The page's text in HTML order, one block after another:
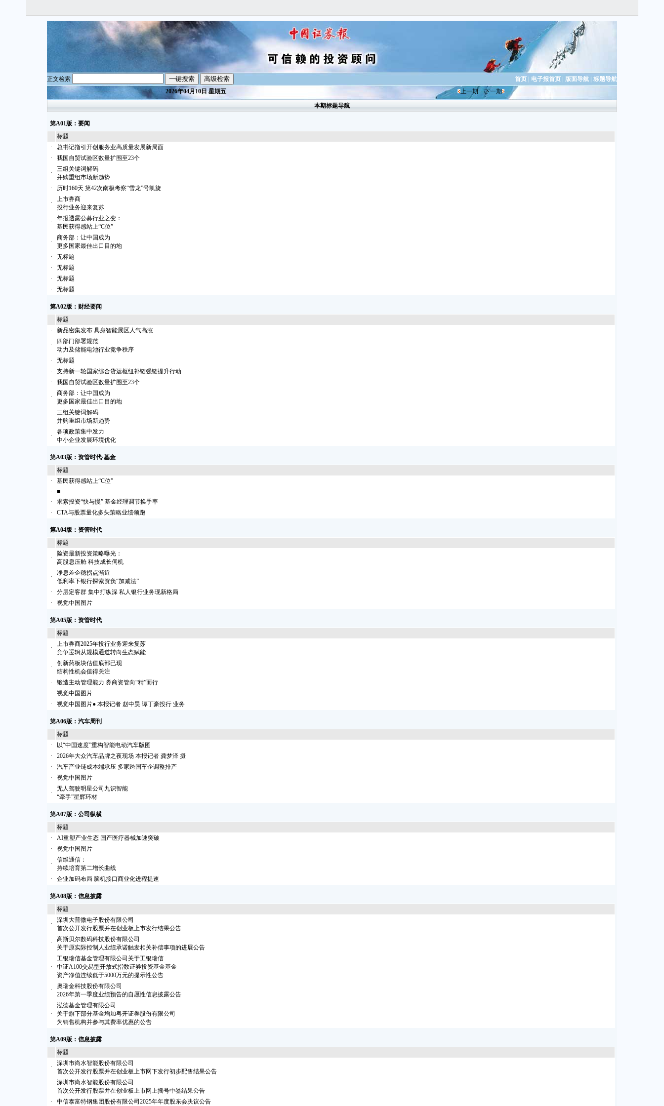
正文检索 首页 电子报首页 版面导航
标题导航
2026年04月10日 星期五
上一期 下一期
本期标题导航
第A01版：要闻
标题
·
总书记指引开创服务业高质量发展新局面
·
我国自贸试验区数量扩围至23个
·
三组关键词解码
并购重组市场新趋势
·
历时160天 第42次南极考察“雪龙”号凯旋
·
上市券商
投行业务迎来复苏
·
年报透露公募行业之变：
基民获得感站上“C位”
·
商务部：让中国成为
更多国家最佳出口目的地
·
无标题
·
无标题
·
无标题
·
无标题
第A02版：财经要闻
标题
·
新品密集发布 具身智能展区人气高涨
·
四部门部署规范
动力及储能电池行业竞争秩序
·
无标题
·
支持新一轮国家综合货运枢纽补链强链提升行动
·
我国自贸试验区数量扩围至23个
·
商务部：让中国成为
更多国家最佳出口目的地
·
三组关键词解码
并购重组市场新趋势
·
各项政策集中发力
中小企业发展环境优化
第A03版：资管时代·基金
标题
·
基民获得感站上“C位”
·
■
·
求索投资“快与慢” 基金经理调节换手率
·
CTA与股票量化多头策略业绩领跑
第A04版：资管时代
标题
·
险资最新投资策略曝光：
高股息压舱 科技成长伺机
·
净息差企稳拐点渐近
低利率下银行探索资负“加减法”
·
分层定客群 集中打纵深 私人银行业务现新格局
·
视觉中国图片
第A05版：资管时代
标题
·
上市券商2025年投行业务迎来复苏
竞争逻辑从规模通道转向生态赋能
·
创新药板块估值底部已现
结构性机会值得关注
·
锻造主动管理能力 券商资管向“精”而行
·
视觉中国图片
·
视觉中国图片● 本报记者 赵中昊 谭丁豪投行 业务
第A06版：汽车周刊
标题
·
以“中国速度”重构智能电动汽车版图
·
2026年大众汽车品牌之夜现场 本报记者 龚梦泽 摄
·
汽车产业链成本端承压 多家跨国车企调整排产
·
视觉中国图片
·
无人驾驶明星公司九识智能
“牵手”星辉环材
第A07版：公司纵横
标题
·
AI重塑产业生态 国产医疗器械加速突破
·
视觉中国图片
·
信维通信：
持续培育第二增长曲线
·
企业加码布局 脑机接口商业化进程提速
第A08版：信息披露
标题
·
深圳大普微电子股份有限公司
首次公开发行股票并在创业板上市发行结果公告
·
高斯贝尔数码科技股份有限公司
关于原实际控制人业绩承诺触发相关补偿事项的进展公告
·
工银瑞信基金管理有限公司关于工银瑞信
中证A100交易型开放式指数证券投资基金基金
资产净值连续低于5000万元的提示性公告
·
奥瑞金科技股份有限公司
2026年第一季度业绩预告的自愿性信息披露公告
·
泓德基金管理有限公司
关于旗下部分基金增加粤开证券股份有限公司
为销售机构并参与其费率优惠的公告
第A09版：信息披露
标题
·
深圳市尚水智能股份有限公司
首次公开发行股票并在创业板上市网下发行初步配售结果公告
·
深圳市尚水智能股份有限公司
首次公开发行股票并在创业板上市网上摇号中签结果公告
·
中信泰富特钢集团股份有限公司2025年年度股东会决议公告